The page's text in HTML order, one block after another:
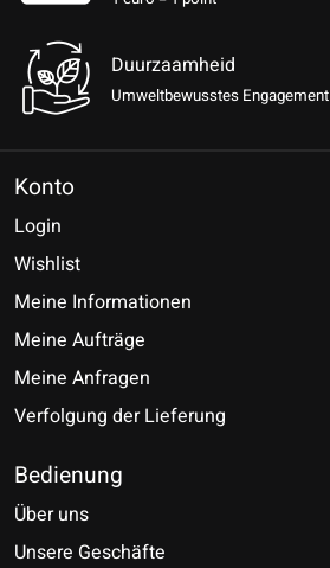
Duurzaamheid
Umweltbewusstes Engagement
Konto
Login
Wishlist
Meine Informationen
Meine Aufträge
Meine Anfragen
Verfolgung der Lieferung
Bedienung
Über uns
Unsere Geschäfte